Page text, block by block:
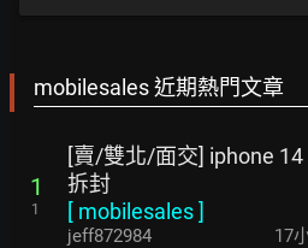
mobilesales 近期熱門文章
1
1
[賣/雙北/面交] iphone 14
拆封
[ mobilesales]
jeff872984 17